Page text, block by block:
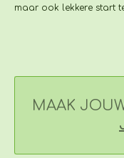
maar ook lekkere start
MAAK